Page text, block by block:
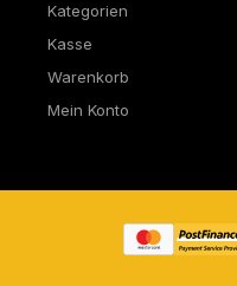
Kategorien
Kasse
Warenkorb
Mein Konto